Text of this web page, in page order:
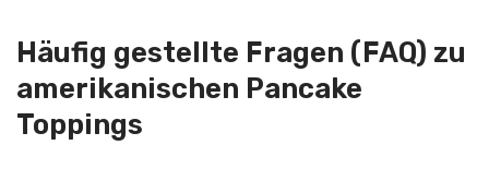
Häufig gestellte Fragen (FAQ) zu
amerikanischen Pancake
Toppings